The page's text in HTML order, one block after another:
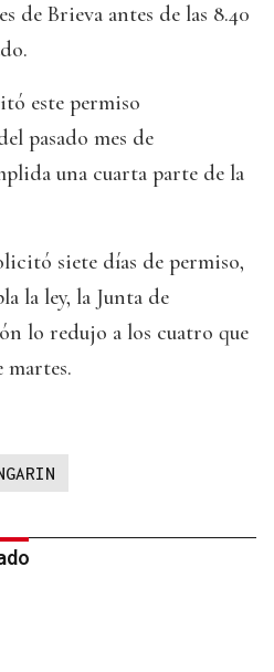
de Brieva antes de las 8.40
este permiso
pasado mes de
una cuarta parte de la
siete días de permiso,
la ley, la Junta de
lo redujo a los cuatro que